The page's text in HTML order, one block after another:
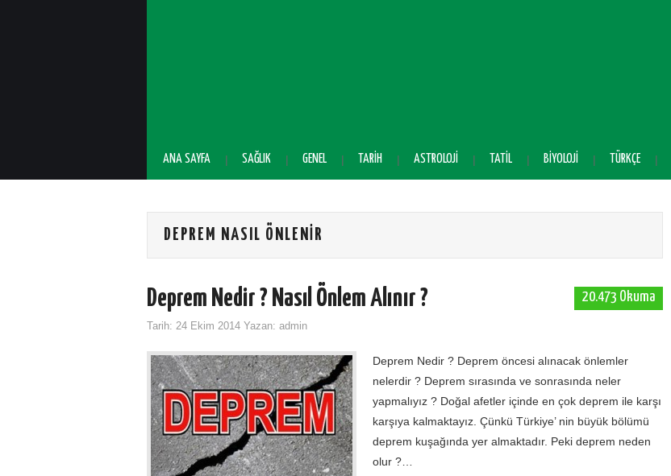
ANA SAYFA SAĞLIK GENEL TARIH ASTROLOJI TATIL BIYOLOJI TÜRKÇE
DEPREM NASIL ÖNLENIR
20.473 Okuma
Deprem Nedir ? Nasıl Önlem Alınır ?
Tarih: 24 Ekim 2014 Yazan: admin
Deprem Nedir ? Deprem öncesi alınacak önlemler
nelerdir ? Deprem sırasında ve sonrasında neler
yapmalıyız ? Doğal afetler içinde en çok deprem ile karşı
karşıya kalmaktayız. Çünkü Türkiye’ nin büyük bölümü
deprem kuşağında yer almaktadır. Peki deprem neden
olur ?…